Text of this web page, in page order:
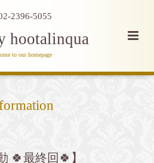
2396-5055
hootalinqua
to our homepage
🍀最終回🍀】